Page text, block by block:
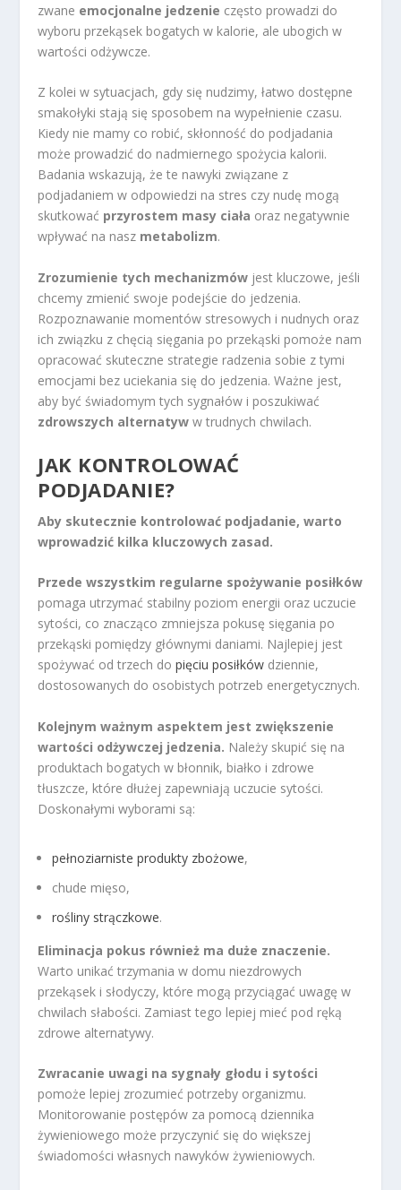
zwane emocjonalne jedzenie często prowadzi do
wyboru przekąsek bogatych w kalorie, ale ubogich w
wartości odżywcze.
Z kolei w sytuacjach, gdy się nudzimy, łatwo dostępne
smakołyki stają się sposobem na wypełnienie czasu.
Kiedy nie mamy co robić, skłonność do podjadania
może prowadzić do nadmiernego spożycia kalorii.
Badania wskazują, że te nawyki związane z
podjadaniem w odpowiedzi na stres czy nudę mogą
skutkować przyrostem masy ciała oraz negatywnie
wpływać na nasz metabolizm.
Zrozumienie tych mechanizmów jest kluczowe, jeśli
chcemy zmienić swoje podejście do jedzenia.
Rozpoznawanie momentów stresowych i nudnych oraz
ich związku z chęcią sięgania po przekąski pomoże nam
opracować skuteczne strategie radzenia sobie z tymi
emocjami bez uciekania się do jedzenia. Ważne jest,
aby być świadomym tych sygnałów i poszukiwać
zdrowszych alternatyw w trudnych chwilach.
JAK KONTROLOWAĆ
PODJADANIE?
Aby skutecznie kontrolować podjadanie, warto
wprowadzić kilka kluczowych zasad.
Przede wszystkim regularne spożywanie posiłków
pomaga utrzymać stabilny poziom energii oraz uczucie
sytości, co znacząco zmniejsza pokusę sięgania po
przekąski pomiędzy głównymi daniami. Najlepiej jest
spożywać od trzech dopięciu posiłków dziennie,
dostosowanych do osobistych potrzeb energetycznych.
Kolejnym ważnym aspektem jest zwiększenie
wartości odżywczej jedzenia. Należy skupić się na
produktach bogatych w błonnik, białko i zdrowe
tłuszcze, które dłużej zapewniają uczucie sytości.
Doskonałymi wyborami są:
pełnoziarniste produkty zbożowe,
chude mięso,
rośliny strączkowe.
Eliminacja pokus również ma duże znaczenie.
Warto unikać trzymania w domu niezdrowych
przekąsek i słodyczy, które mogą przyciągać uwagę w
chwilach słabości. Zamiast tego lepiej mieć pod ręką
zdrowe alternatywy.
Zwracanie uwagi na sygnały głodu i sytości
pomoże lepiej zrozumieć potrzeby organizmu.
Monitorowanie postępów za pomocą dziennika
żywieniowego może przyczynić się do większej
świadomości własnych nawyków żywieniowych.